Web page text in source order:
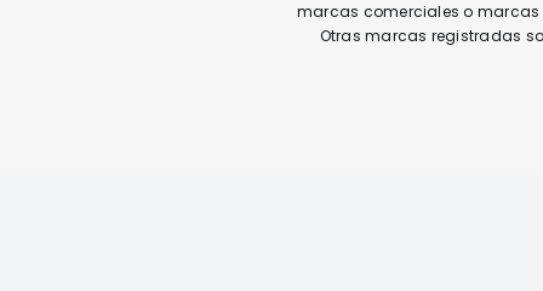
marcas comerciales o marcas
Otras marcas registradas